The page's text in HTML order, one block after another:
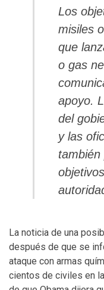
Los
misiles
que
o gas
apoyo.
del
y las
La noticia de una
después de que se
ataque con armas
cientos de civiles en